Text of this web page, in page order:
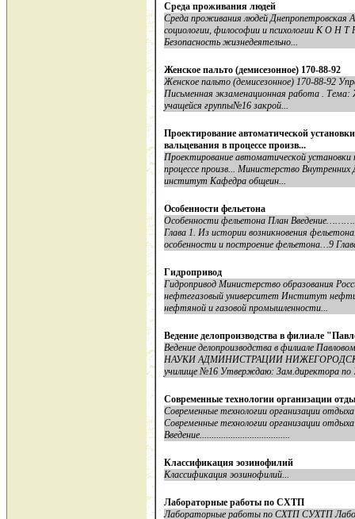
Среда проживания людей
Среда проживания людей Днепропетровская
социологии, философии и психологии К О Н
Безопасность жизнедеятельно...
Женское пальто (демисезонное) 170-88-92
Женское пальто (демисезонное) 170-88-92
Письменная экзаменационная работа . Тема:
учащейся группы№16 закрой...
Проектирование автоматической
вальцевания в процессе произв...
Проектирование автоматической установки
процессе произв... Министерство
институт Кафедра общеин...
Особенности фельетона
Особенности фельетона План
Глава 1. Из истории возникновения
особенности и построение фельетона…9
Гидропривод
Гидропривод Министерство образования
нефтегазовый университет Институт
нефтяной и газовой промышленности...
Ведение делопроизводства в филиале
Ведение делопроизводства в филиале
НАУКИ АДМИНИСТРАЦИИ НИЖЕГОРОДСКОЙ
училище №16 Утверждаю: Зам.директора по
Современные технологии организации
Современные технологии организации
Современные технологии организации
Введение......................................
Классификация эозинофилий
Классификация эозинофилий...
Лабораторные работы по СХТП
Лабораторные работы по СХТП СУХТП